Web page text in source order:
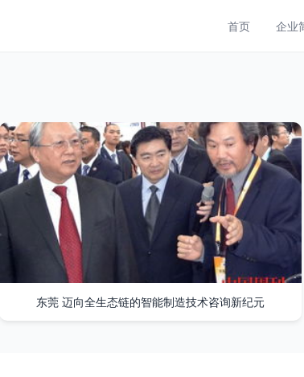
首页 企业
东莞 迈向全生态链的智能制造技术咨询新纪元